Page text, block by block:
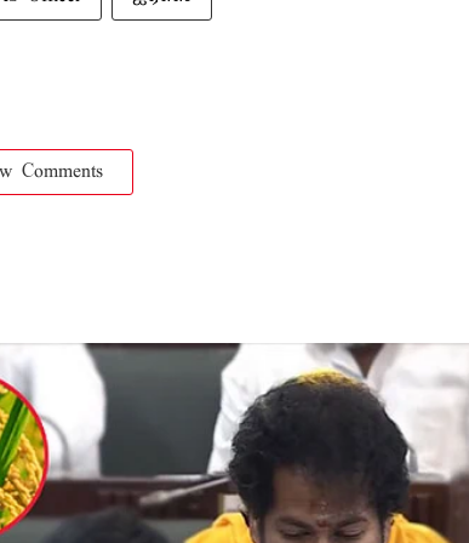
Comments